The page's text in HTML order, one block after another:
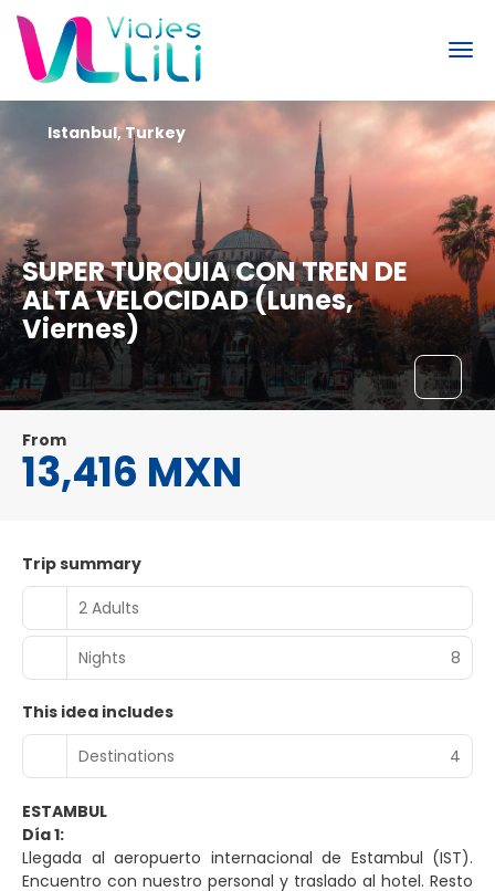
SUPER TURQUIA CON TREN DE
ALTA VELOCIDAD (Lunes,
Viernes)
Istanbul, Turkey
From
13,416 MXN
Trip summary
2 Adults
Nights 8
This idea includes
Destinations
4
ESTAMBUL
Día 1:
Llegada al aeropuerto internacional de Estambul (IST).
Encuentro con nuestro personal y traslado al hotel. Resto